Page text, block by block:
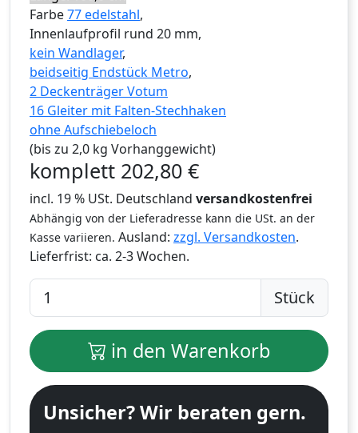
Farbe77 edelstahl,
Innenlaufprofil rund 20 mm,
kein Wandlager,
beidseitig Endstück Metro,
2 Deckenträger Votum
16 Gleiter mit Falten-Stechhaken
ohne Aufschiebeloch
(bis zu 2,0 kg Vorhanggewicht)
komplett 202,80 €
incl. 19 % USt. Deutschland versandkostenfrei
Abhängig von der Lieferadresse kann die USt. an der
Kasse variieren. Ausland: zzgl. Versandkosten.
Lieferfrist: ca. 2-3 Wochen.
Stück
in den Warenkorb
Unsicher? Wir beraten gern.